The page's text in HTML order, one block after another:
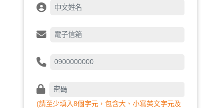
(請至少填入8個字元，包含大、小寫英文字元及